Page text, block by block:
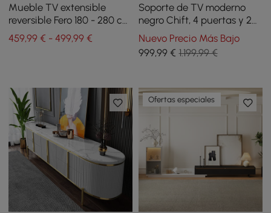
Mueble TV extensible
reversible Fero 180 - 280 cm
con 3 cajones - gris
459,99 € - 499,99 €
Soporte de TV moderno
negro Chift, 4 puertas y 2
cajones, lujosa consola
multimedia para
televisores de hasta 2000
Nuevo Precio Más Bajo
999,99€ 1.199,99 €
Ofertas especiales